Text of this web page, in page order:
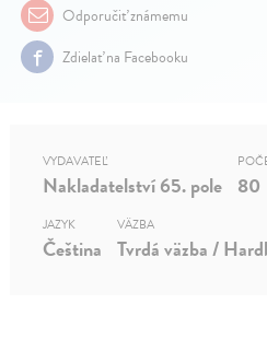
Odporučiť známemu
Zdielať na Facebooku
VYDAVATEĽ
Nakladatelství 65. pole 80
JAZYK
Čeština
VÄZBA
Tvrdá väzba /